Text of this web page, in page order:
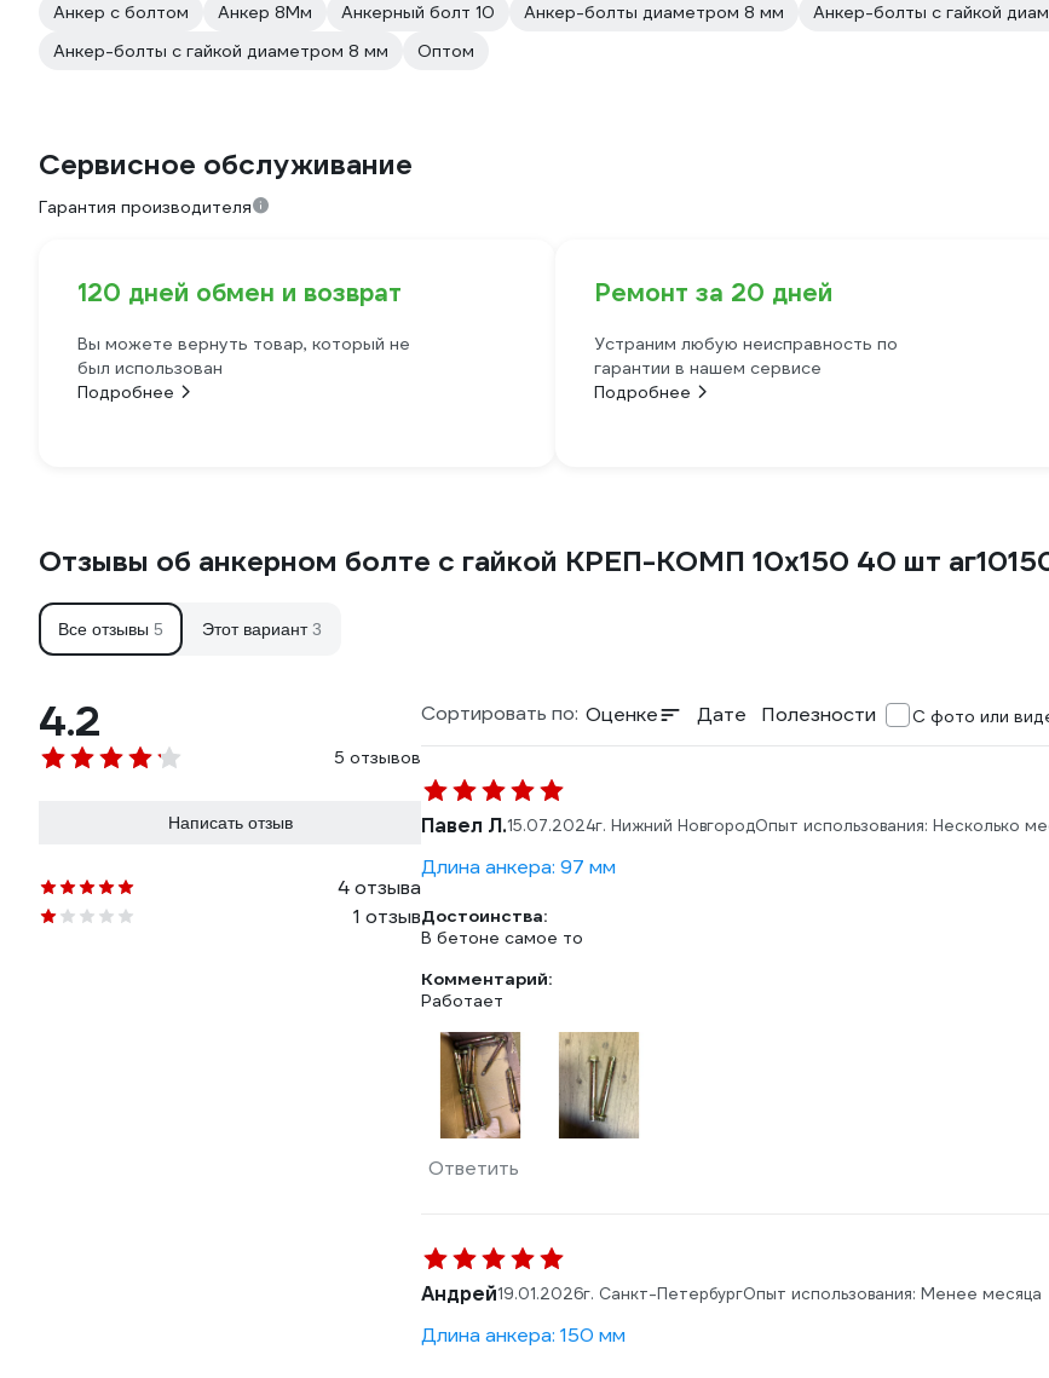
Анкер с болтом
Анкер 8Мм Анкерный болт 10 Анкер-болты диаметром 8 мм Анкер-болты с гайкой
Анкер-болты с гайкой диаметром 8 мм
Оптом
Сервисное обслуживание
Гарантия производителя
120 дней обмен и возврат
Вы можете вернуть товар, который не
был использован
Подробнее
Ремонт за 20 дней
Устраним любую неисправность по
гарантии в нашем сервисе
Подробнее
Отзывы об анкерном болте с гайкой КРЕП-КОМП 10х150 40 шт
Все отзывы 5 Этот вариант3
4.2
5 отзывов
Написать отзыв
4 отзыва
1 отзыв
Сортировать по: Оценке Дате Полезности С фото или
Павел Л.15.07.2024г. Нижний НовгородОпыт использования: Несколько
Длина анкера: 97 мм
Достоинства:
В бетоне самое то
Комментарий:
Работает
Ответить
Андрей19.01.2026г. Санкт-ПетербургОпыт использования: Менее месяца
Длина анкера: 150 мм